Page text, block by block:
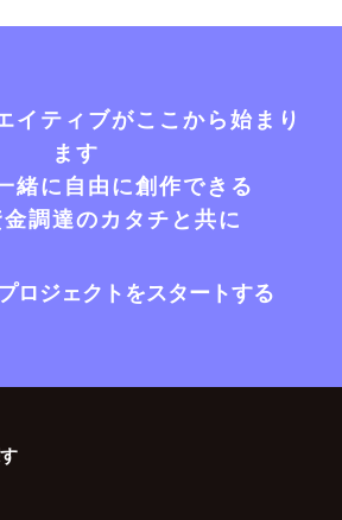
イティブがここから始まり
ます
緒に自由に創作できる
調達のカタチと共に
ロジェクトをスタートする